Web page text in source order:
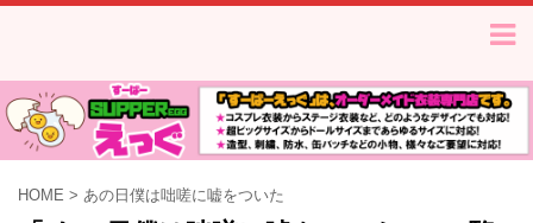
HOME > あの日僕は咄嗟に嘘をついた